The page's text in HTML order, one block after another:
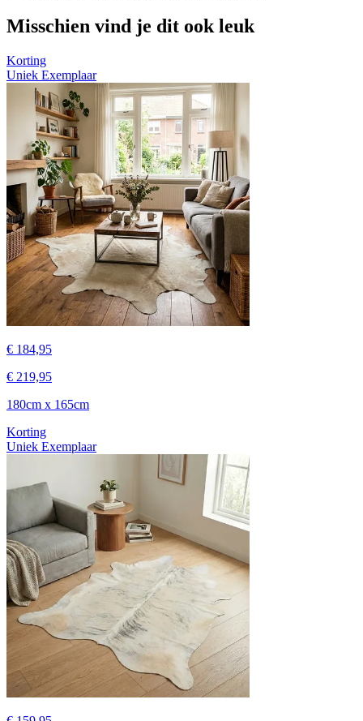
Misschien vind je dit ook leuk
Korting
Uniek Exemplaar
€ 184,95
€ 219,95
180cm x 165cm
Korting
Uniek Exemplaar